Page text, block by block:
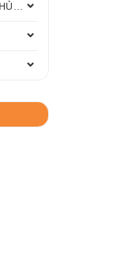
LAN HỒ ĐIỆP THEO CHỦ ĐỀ